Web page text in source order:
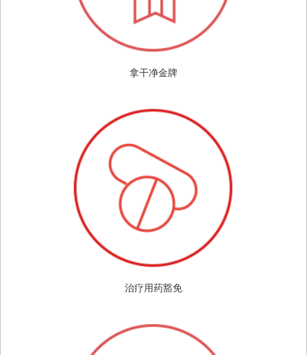
拿干净金牌
治疗用药豁免